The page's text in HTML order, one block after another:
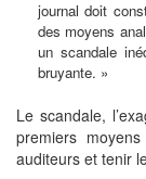
journal doit
des moyens
un scandale
bruyante. »
Le scandale,
premiers
auditeurs et tenir